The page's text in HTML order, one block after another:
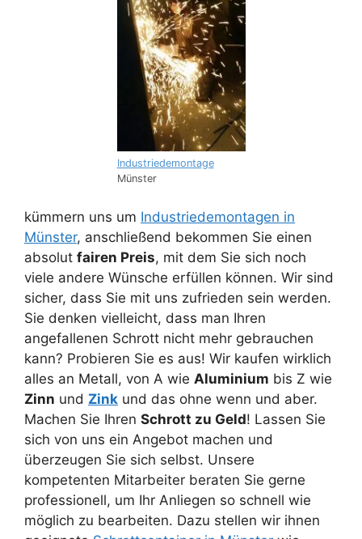
Industriedemontage
Münster
kümmern uns um Industriedemontagen in
Münster, anschließend bekommen Sie einen
absolut fairen Preis, mit dem Sie sich noch
viele andere Wünsche erfüllen können. Wir sind
sicher, dass Sie mit uns zufrieden sein werden.
Sie denken vielleicht, dass man Ihren
angefallenen Schrott nicht mehr gebrauchen
kann? Probieren Sie es aus! Wir kaufen wirklich
alles an Metall, von A wie Aluminium bis Z wie
Zinn und Zink und das ohne wenn und aber.
Machen Sie Ihren Schrott zu Geld! Lassen Sie
sich von uns ein Angebot machen und
überzeugen Sie sich selbst. Unsere
kompetenten Mitarbeiter beraten Sie gerne
professionell, um Ihr Anliegen so schnell wie
möglich zu bearbeiten. Dazu stellen wir ihnen